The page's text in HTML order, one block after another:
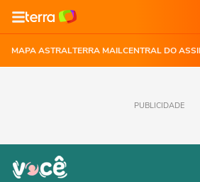
MAPA ASTRALTERRA MAILCENTRAL DO
PUBLICIDADE